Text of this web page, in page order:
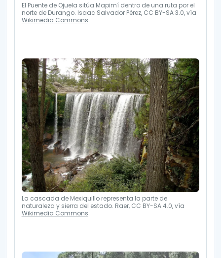
El Puente de Ojuela sitúa Mapimí dentro de una ruta por el
norte de Durango. Isaac Salvador Pérez, CC BY-SA 3.0, vía
Wikimedia Commons.
La cascada de Mexiquillo representa la parte de
naturaleza y sierra del estado. Raer, CC BY-SA 4.0, vía
Wikimedia Commons.